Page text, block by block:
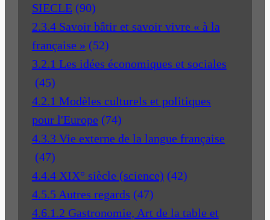
SIECLE (90)
2.3.4 Savoir bâtir et savoir vivre « à la
française » (52)
3.2.1 Les idées économiques et sociales
(45)
4.2.1 Modèles culturels et politiques
pour l'Europe (74)
4.3.3 Vie externe de la langue française
(47)
4.4.4 XIX° siècle (science) (42)
4.5.5 Autres regards (47)
4.6.1.2 Gastronomie, Art de la table et